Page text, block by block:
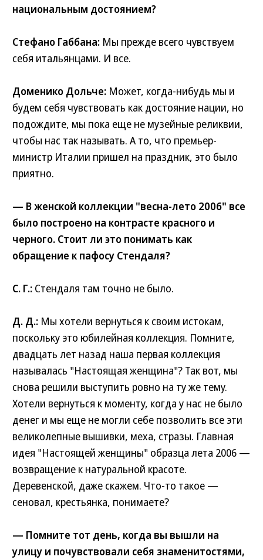
национальным достоянием?
Стефано Габбана: Мы прежде всего чувствуем
себя итальянцами. И все.
Доменико Дольче: Может, когда-нибудь мы и
будем себя чувствовать как достояние нации, но
подождите, мы пока еще не музейные реликвии,
чтобы нас так называть. А то, что премьер-
министр Италии пришел на праздник, это было
приятно.
— В женской коллекции "весна-лето 2006" все
было построено на контрасте красного и
черного. Стоит ли это понимать как
обращение к пафосу Стендаля?
С. Г.: Стендаля там точно не было.
Д. Д.: Мы хотели вернуться к своим истокам,
поскольку это юбилейная коллекция. Помните,
двадцать лет назад наша первая коллекция
называлась "Настоящая женщина"? Так вот, мы
снова решили выступить ровно на ту же тему.
Хотели вернуться к моменту, когда у нас не было
денег и мы еще не могли себе позволить все эти
великолепные вышивки, меха, стразы. Главная
идея "Настоящей женщины" образца лета 2006 —
возвращение к натуральной красоте.
Деревенской, даже скажем. Что-то такое —
сеновал, крестьянка, понимаете?
— Помните тот день, когда вы вышли на
улицу и почувствовали себя знаменитостями,